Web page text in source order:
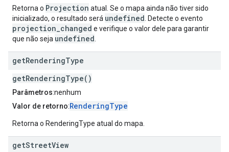
Retorna o Projection atual. Se o mapa ainda não tiver sido
inicializado, o resultado será undefined . Detecte o evento
projection_changed e verifique o valor dele para garantir
que não seja undefined
getRenderingType
getRenderingType()
Parâmetros:nenhum
Valor de retorno:RenderingType
Retorna o RenderingType atual do mapa.
getStreetView